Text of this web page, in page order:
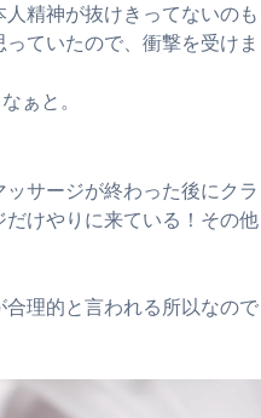
精神が抜けきってないのも
ていたので、衝撃を受けま
ぁと。
サージが終わった後にクラ
けやりに来ている！その他
理的と言われる所以なので